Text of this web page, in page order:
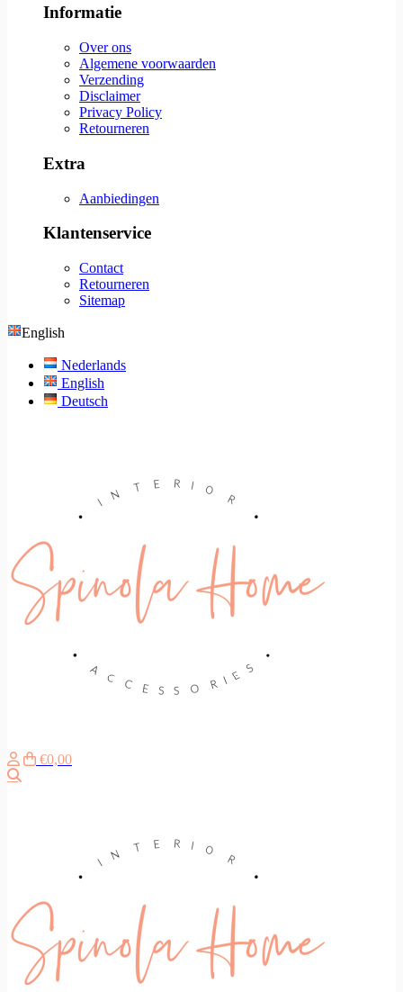
Informatie
Over ons
Algemene voorwaarden
Verzending
Disclaimer
Privacy Policy
Retourneren
Extra
Aanbiedingen
Klantenservice
Contact
Retourneren
Sitemap
English
Nederlands
English
Deutsch
€0,00